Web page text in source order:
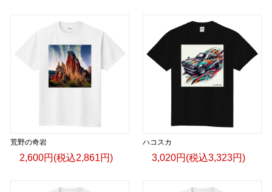
荒野の奇岩
2,600円(税込2,861円)
ハコスカ
3,020円(税込3,323円)